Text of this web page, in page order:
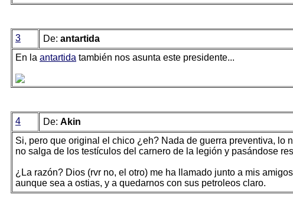
3 De: antartida
En la antartida también nos asunta este presidente...
4 De: Akin
Si, pero que original el chico ¿eh? Nada de guerra preventiva, lo
no salga de los testículos del carnero de la legión y pasándose
¿La razón? Dios (rvr no, el otro) me ha llamado junto a mis
aunque sea a ostias, y a quedarnos con sus petroleos claro.